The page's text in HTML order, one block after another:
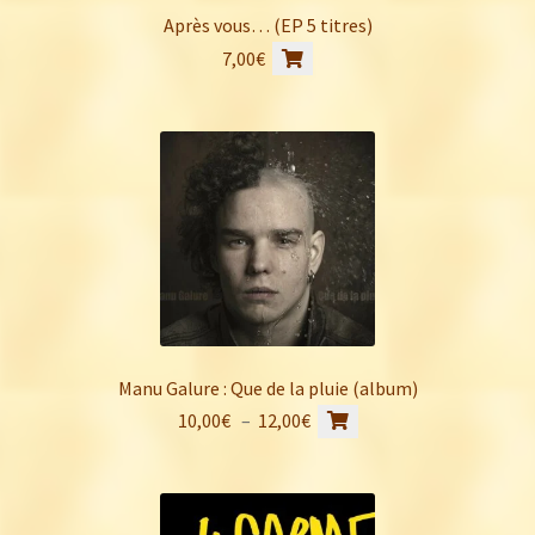
Après vous… (EP 5 titres)
7,00€
Manu Galure : Que de la pluie (album)
10,00€ – 12,00€ Plage
10,00€plusieurs